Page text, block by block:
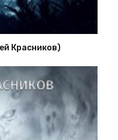
Красников)